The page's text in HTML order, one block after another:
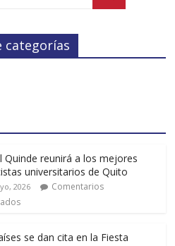
categorías
Quinde reunirá a los mejores
universitarios de Quito
2026
Comentarios
se dan cita en la Fiesta